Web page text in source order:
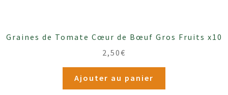
Graines de Tomate Cœur de Bœuf Gros Fruits x10
2,50€
Ajouter au panier